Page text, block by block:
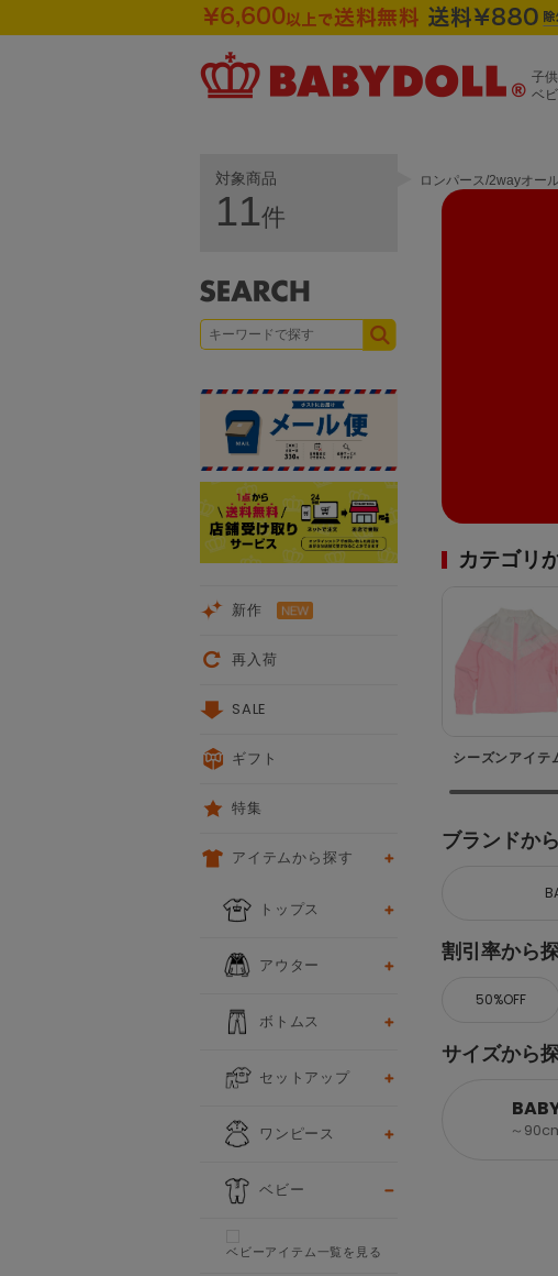
子
ベ
ロンパース/2wayオー
カテゴリ
シーズンアイテ
ブランドか
割引率から
50%OFF
サイズから
～
対象商品
11件
新作
再入荷
SALE
ギフト
特集
アイテムから探す
トップス
アウター
ボトムス
セットアップ
ワンピース
ベビー
ベビーアイテム一覧を見る